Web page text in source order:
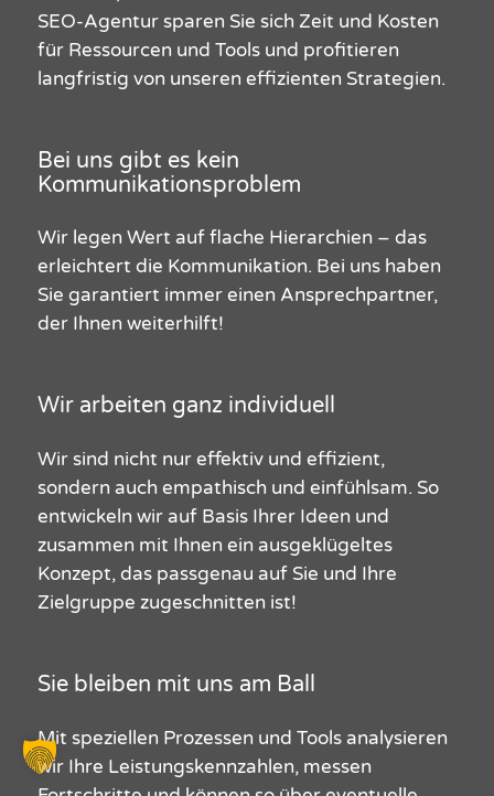
SEO-Agentur sparen Sie sich Zeit und Kosten
für Ressourcen und Tools und profitieren
langfristig von unseren effizienten Strategien.
Bei uns gibt es kein
Kommunikationsproblem
Wir legen Wert auf flache Hierarchien – das
erleichtert die Kommunikation. Bei uns haben
Sie garantiert immer einen Ansprechpartner,
der Ihnen weiterhilft!
Wir arbeiten ganz individuell
Wir sind nicht nur effektiv und effizient,
sondern auch empathisch und einfühlsam. So
entwickeln wir auf Basis Ihrer Ideen und
zusammen mit Ihnen ein ausgeklügeltes
Konzept,das passgenau auf Sie und Ihre
Zielgruppe zugeschnitten ist!
Sie bleiben mit uns am Ball
Mit speziellen Prozessen und Toolsanalysieren
wir Ihre Leistungskennzahlen, messen